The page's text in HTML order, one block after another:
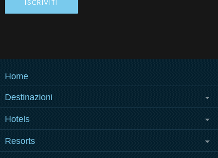
Home
Destinazioni
COME RAGGIUNGERCI
POLA
MEDULIN
Hotels
POLA
Grand Hotel Brioni Pula,
Park Plaza Belvedere
Resorts